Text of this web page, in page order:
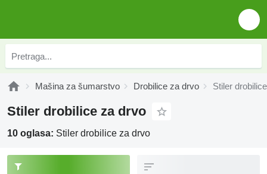
Mašina za šumarstvo Drobilice za drvo Stiler
Stiler drobilice za drvo
10 oglasa: Stiler drobilice za drvo